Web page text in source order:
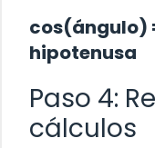
cos(ángulo)
hipotenusa
Paso 4:
cálculos